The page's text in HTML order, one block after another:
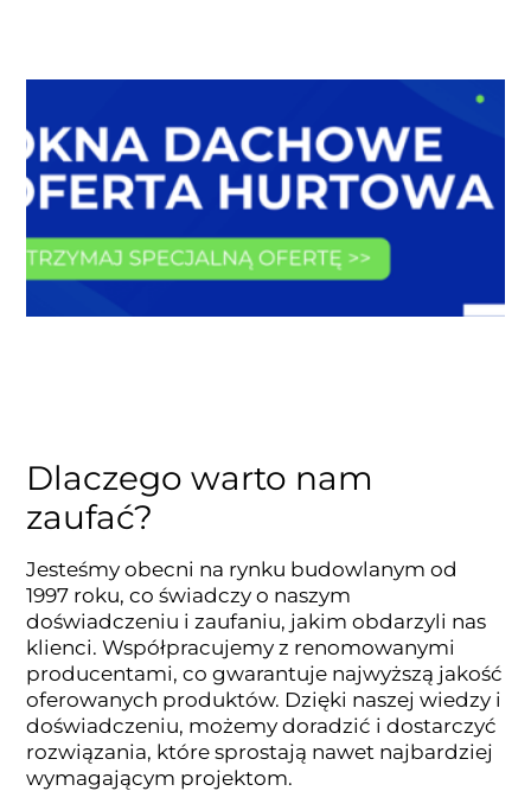
Dlaczego warto nam
zaufać?
Jesteśmy obecni na rynku budowlanym od
1997 roku, co świadczy o naszym
doświadczeniu i zaufaniu, jakim obdarzyli nas
klienci. Współpracujemy z renomowanymi
producentami, co gwarantuje najwyższą jakość
oferowanych produktów. Dzięki naszej wiedzy i
doświadczeniu, możemy doradzić i dostarczyć
rozwiązania, które sprostają nawet najbardziej
wymagającym projektom.